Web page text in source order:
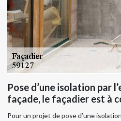
Pose d’une isolation par
façade, le façadier est à
Pour un projet de pose d’une